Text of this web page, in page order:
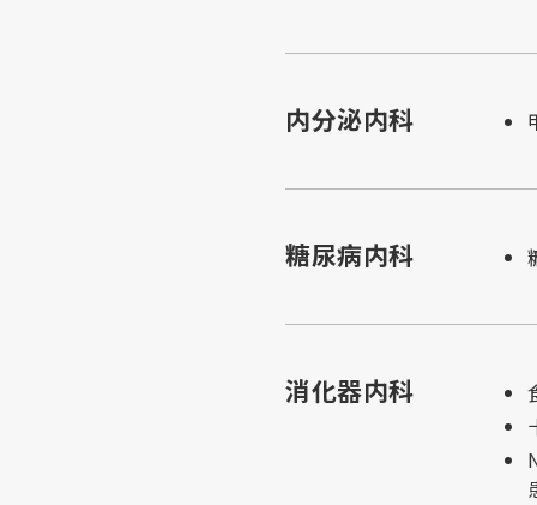
内分泌内科
糖尿病内科
消化器内科